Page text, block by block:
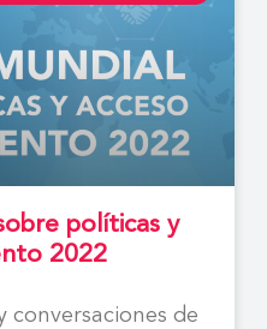
políticas y
2022
conversaciones de